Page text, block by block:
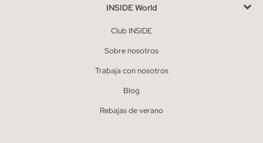
INSIDE World
Club INSIDE
Sobre nosotros
Trabaja con nosotros
Blog
Rebajas de verano